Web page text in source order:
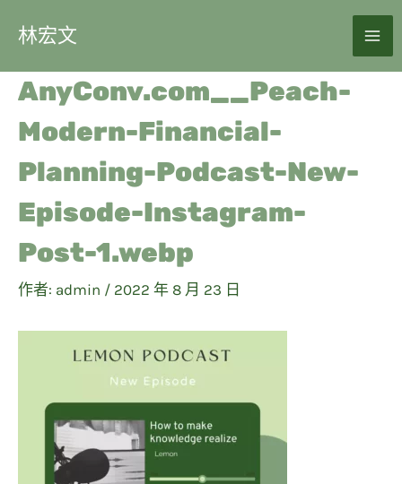
林宏文
AnyConv.com__Peach-
Modern-Financial-
Planning-Podcast-New-
Episode-Instagram-
Post-1.webp
作者: admin / 2022 年 8 月 23 日